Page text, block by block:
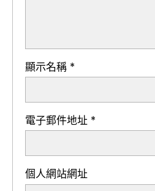
顯示名稱 *
電子郵件地址 *
個人網站網址